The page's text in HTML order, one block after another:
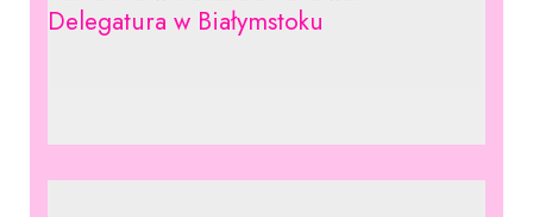
Delegatura w Białymstoku